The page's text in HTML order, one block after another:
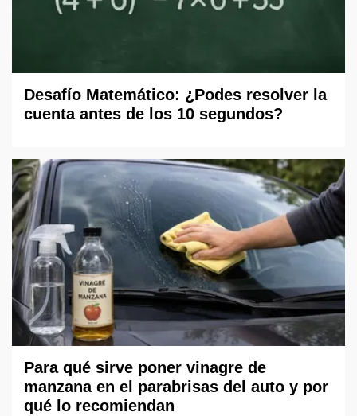
Desafío Matemático: ¿Podes resolver la
cuenta antes de los 10 segundos?
Para qué sirve poner vinagre de
manzana en el parabrisas del auto y por
qué lo recomiendan